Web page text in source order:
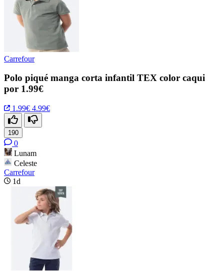
Carrefour
Polo piqué manga corta infantil TEX color caqui
por 1.99€
1.99€ 4.99€
190
0
Lunam
Celeste
Carrefour
1d